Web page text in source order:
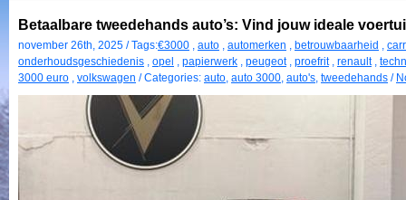
Betaalbare tweedehands auto’s: Vind jouw ideale
november 26th, 2025 / Tags:€3000 , auto , automerken , betrouwbaarheid ,
onderhoudsgeschiedenis , opel , papierwerk , peugeot, proefrit, renault,
3000 euro , volkswagen / Categories: auto, auto 3000, auto's, tweedehands /